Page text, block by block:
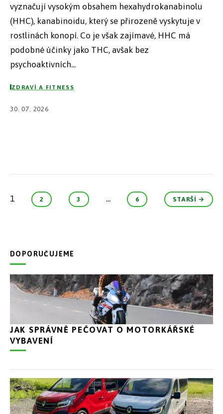
vyznačují vysokým obsahem hexahydrokanabinolu
(HHC), kanabinoidu, který se přirozeně vyskytuje v
rostlinách konopí. Co je však zajímavé, HHC má
podobné účinky jako THC, avšak bez
psychoaktivních...
ZDRAVÍ A FITNESS
30. 07. 2026
1 2 3 ... 6 STARŠÍ →
DOPORUČUJEME
JAK SPRÁVNĚ PEČOVAT O MOTORKÁŘSKÉ
VYBAVENÍ